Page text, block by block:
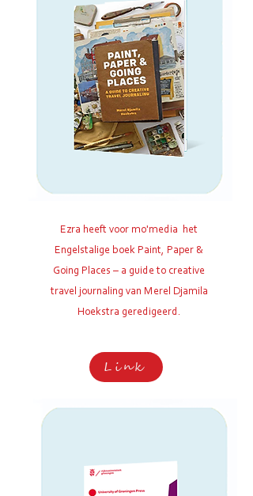
Ezra heeft voor mo'media het
Engelstalige boek Paint, Paper &
Going Places – a guide to creative
travel journaling van Merel Djamila
Hoekstra geredigeerd.
Link